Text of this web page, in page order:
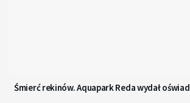
Śmierć rekinów. Aquapark Reda wydał